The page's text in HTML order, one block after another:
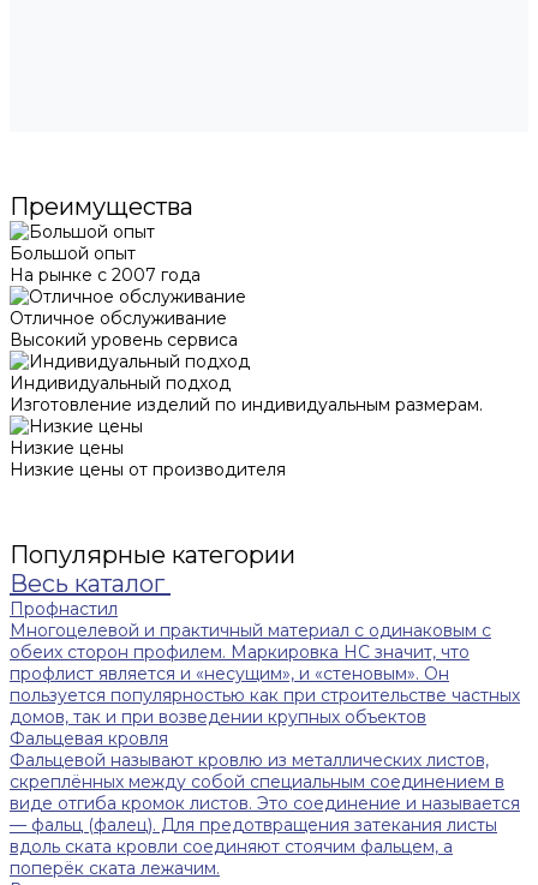
Преимущества
Большой опыт
На рынке с 2007 года
Отличное обслуживание
Высокий уровень сервиса
Индивидуальный подход
Изготовление изделий по индивидуальным размерам.
Низкие цены
Низкие цены от производителя
Популярные категории
Весь каталог
Профнастил
Многоцелевой и практичный материал с одинаковым с
обеих сторон профилем. Маркировка НС значит, что
профлист является и «несущим», и «стеновым». Он
пользуется популярностью как при строительстве частных
домов, так и при возведении крупных объектов
Фальцевая кровля
Фальцевой называют кровлю из металлических листов,
скреплённых между собой специальным соединением в
виде отгиба кромок листов. Это соединение и называется
— фальц (фалец). Для предотвращения затекания листы
вдоль ската кровли соединяют стоячим фальцем, а
поперёк ската лежачим.